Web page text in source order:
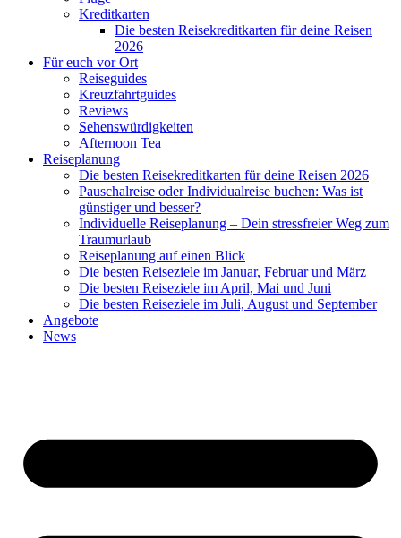
Kreditkarten
Die besten Reisekreditkarten für deine Reisen
2026
Für euch vor Ort
Reiseguides
Kreuzfahrtguides
Reviews
Sehenswürdigkeiten
Afternoon Tea
Reiseplanung
Die besten Reisekreditkarten für deine Reisen 2026
Pauschalreise oder Individualreise buchen: Was ist
günstiger und besser?
Individuelle Reiseplanung – Dein stressfreier Weg zum
Traumurlaub
Reiseplanung auf einen Blick
Die besten Reiseziele im Januar, Februar und März
Die besten Reiseziele im April, Mai und Juni
Die besten Reiseziele im Juli, August und September
Angebote
News